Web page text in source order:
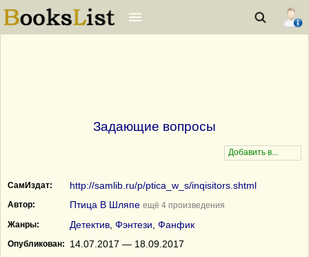
Задающие вопросы
СамИздат: http://samlib.ru/p/ptica_w_s/inqisitors.shtml
Автор: Птица В Шляпе ещё 4 произведения
Жанры:
Детектив Фэнтези Фанфик
Опубликован: 14.07.2017 — 18.09.2017